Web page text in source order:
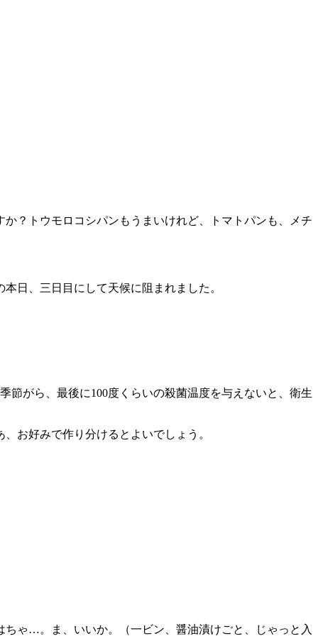
？トウモロコシパンもうまいけれど、トマトパンも、メチ
日、三日目にして天候に阻まれました。
節がら、最後に100度くらいの殺菌温度を与えないと、衛生
お好みで作り分けるとよいでしょう。
ゃ…。ま、いいか。（一ビン、醤油漬けごと、じゃっと入